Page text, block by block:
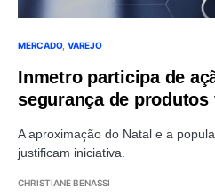
MERCADO VAREJO
Inmetro participa de
segurança de
A aproximação do Natal e a
justificam iniciativa.
CHRISTIANE BENASSI